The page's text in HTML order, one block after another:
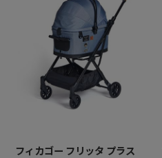
フィカゴー フリッタ プラス